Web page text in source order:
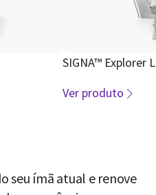
SIGNA™ Explorer
Ver produto
seu ímã atual e renove